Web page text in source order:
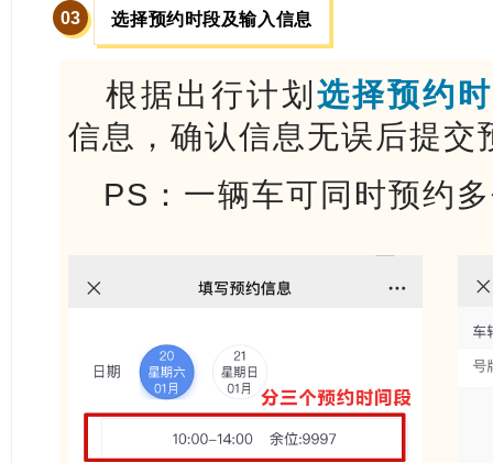
03 选择预约时段及输入信息
根据出行计划选择预约
信息，确认信息无误后提交
PS：一辆车可同时预约